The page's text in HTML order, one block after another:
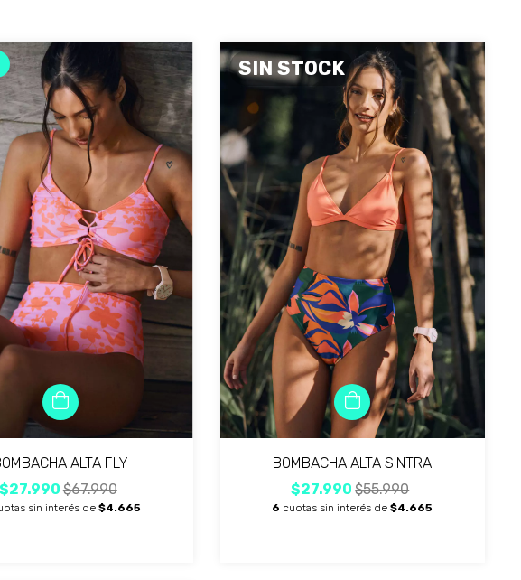
ALTA FLY
$27.990$67.990
sin interés de $4.665
SIN STOCK
BOMBACHA ALTA SINTRA
$27.990$55.990
6 cuotas sin interés de$4.665